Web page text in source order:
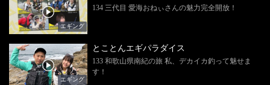
エギング
134 三代目 愛海おねぃさんの魅力完全開放！
エギング
とことんエギパラダイス
133 和歌山県南紀の旅 私、デカイカ釣って魅せま
す！